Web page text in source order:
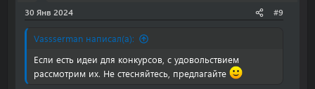
30 Янв 2024 #9
Vassserman написал(а):
Если есть идеи для конкурсов, с удовольствием
рассмотрим их. Не стесняйтесь, предлагайте